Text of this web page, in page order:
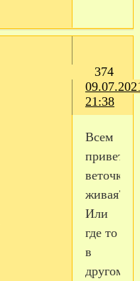
374
21:38
Всем
веточка
живая?
Или
где то
в
другом